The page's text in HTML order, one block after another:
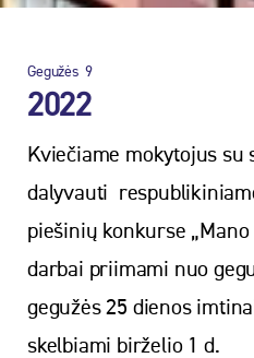
Gegužės 9
2022
Kviečiame mokytojus su
dalyvauti
piešinių konkurse
darbai priimami nuo
gegužės 25 dienos
skelbiami birželio 1 d.